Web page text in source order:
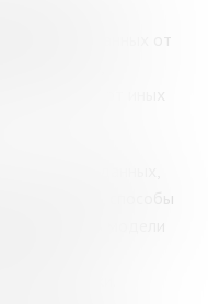
и
данных от
к ним,
а также от иных
данных,
системах, способы
в модели
библиотеки